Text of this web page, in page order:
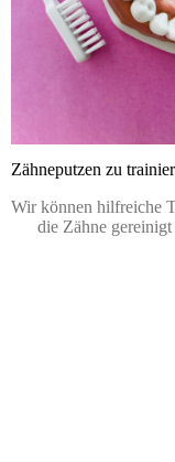
Zähneputzen zu
Wir können hilfreiche
die Zähne gereinigt